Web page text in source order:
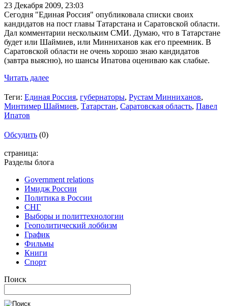
23 Декабря 2009, 23:03
Сегодня "Единая Россия" опубликовала списки своих
кандидатов на пост главы Татарстана и Саратовской области.
Дал комментарии нескольким СМИ. Думаю, что в Татарстане
будет или Шаймиев, или Минниханов как его преемник. В
Саратовской области не очень хорошо знаю кандидатов
(завтра выясню), но шансы Ипатова оцениваю как слабые.
Читать далее
Теги: Единая Россия, губернаторы, Рустам Минниханов,
Минтимер Шаймиев, Татарстан, Саратовская область, Павел
Ипатов
Обсудить (0)
страница:
Разделы блога
Government relations
Имидж России
Политика в России
СНГ
Выборы и политтехнологии
Геополитический лоббизм
График
Фильмы
Книги
Спорт
Поиск